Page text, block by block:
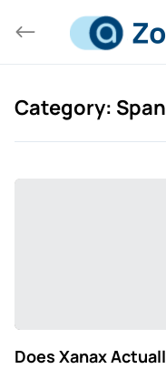
Category:
Does Xanax